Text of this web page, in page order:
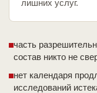
лишних услуг.
часть
состав никто не
нет календаря
исследований